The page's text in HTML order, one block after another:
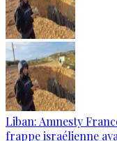
Liban: Amnesty
frappe israélienne